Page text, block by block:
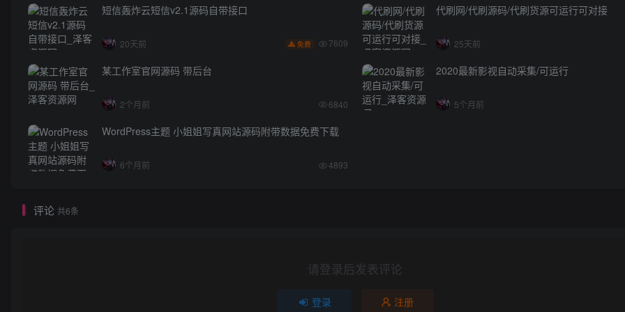
短信轰炸云短信v2.1源码自带接口
20天前 免费 7609
代刷网/代刷源码/代刷货源可运行可对接
25天前
某工作室官网源码 带后台
2个月前 6840
2020最新影视自动采集/可运行
5个月前
WordPress主题 小姐姐写真网站源码附带数据免费下载
6个月前 4893
评论 共6条
请登录后发表评论
登录 注册